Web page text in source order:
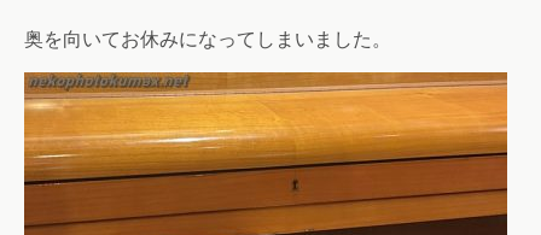
奥を向いてお休みになってしまいました。